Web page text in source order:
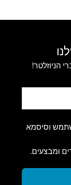
הניוזלטר!
וסיסמא
ומבצעים.